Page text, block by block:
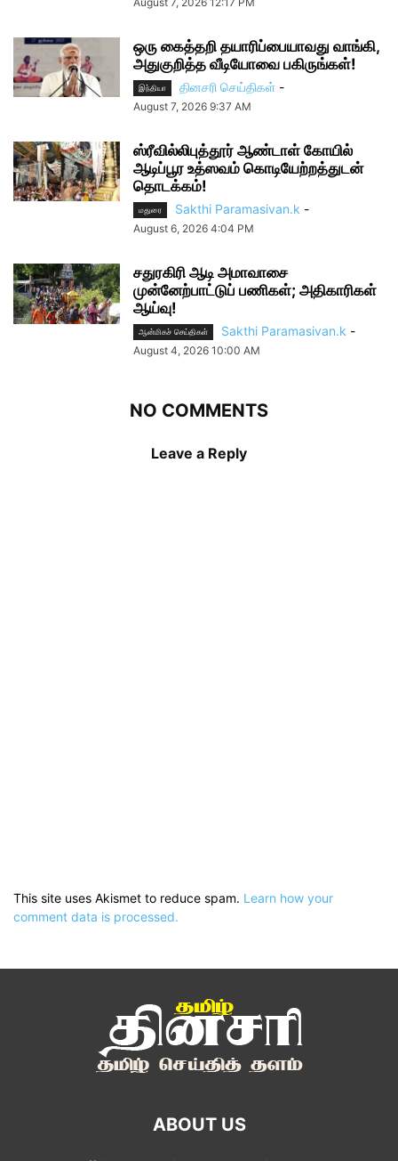
ஒரு கைத்தறி தயாரிப்பையாவது வாங்கி,
அதுகுறித்த வீடியோவை பகிருங்கள்!
இந்தியா தினசரி செய்திகள் -
August 7, 2026 9:37 AM
ஸ்ரீவில்லிபுத்தூர் ஆண்டாள் கோயில்
ஆடிப்பூர உத்ஸவம் கொடியேற்றத்துடன்
தொடக்கம்!
மதுரை Sakthi Paramasivan.k -
August 6, 2026 4:04 PM
சதுரகிரி ஆடி அமாவாசை
முன்னேற்பாட்டுப் பணிகள்; அதிகாரிகள்
ஆய்வு!
ஆன்மிகச் செய்திகள் Sakthi Paramasivan.k -
August 4, 2026 10:00 AM
NO COMMENTS
Leave a Reply
This site uses Akismet to reduce spam. Learn how your
comment data is processed.
ABOUT US